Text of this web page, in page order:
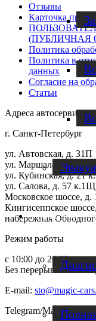
Диагностика
Отзывы
Карточка
(ПУБЛИЧНАЯ
Политика
Политика в
данных
Согласие на
Статьи
Адреса автосервисов
г. Санкт-Петербург
ул. Автовская, д. 31П
ул. Маршала
ул. Кубинская, д. 21
ул. Салова, д. 57 к.1Щ
Московское шоссе, д.
Кингисеппское
набережная
Режим работы
с 10:00 до 20:00
Без перерывов и
E-mail: sto@magic-
Telegram/Max: